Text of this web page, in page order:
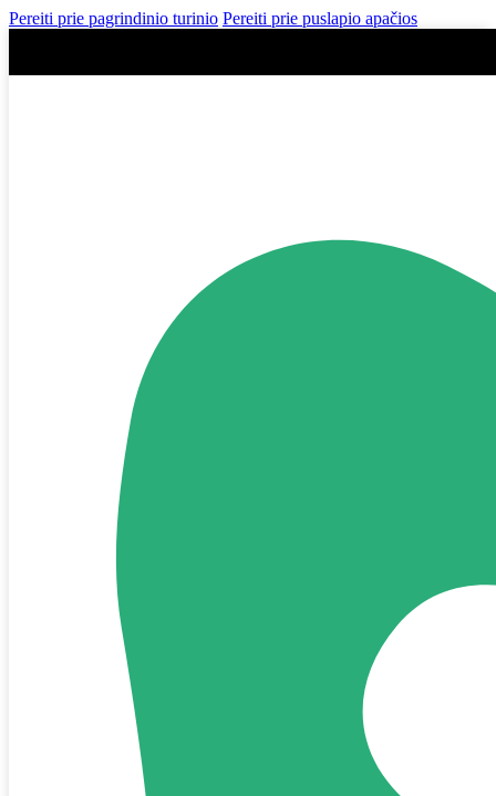
Pereiti prie pagrindinio turinio Pereiti prie puslapio apačios